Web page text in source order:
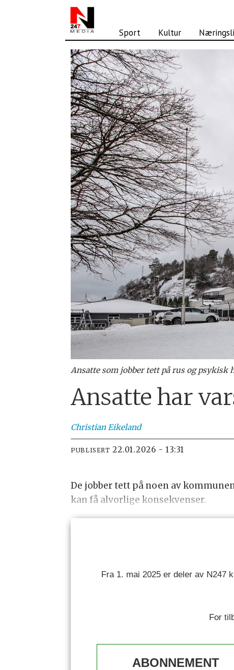
Sport Kultur
Ansatte som jobber tett på rus og psykisk
Ansatte har
Christian Eikeland
PUBLISERT 22.01.2026 - 13:31
De jobber tett på noen av
kan få alvorlige konsekvenser.
Fra 1. mai 2025 er deler av N247
For
ABONNEMENT